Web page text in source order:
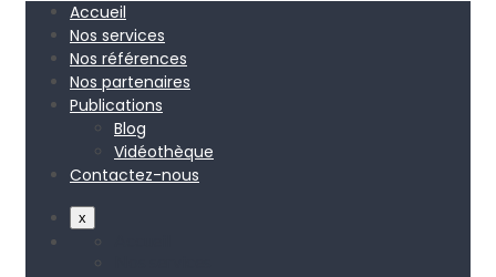
Accueil
Nos services
Nos références
Nos partenaires
Publications
Blog
Vidéothèque
Contactez-nous
x